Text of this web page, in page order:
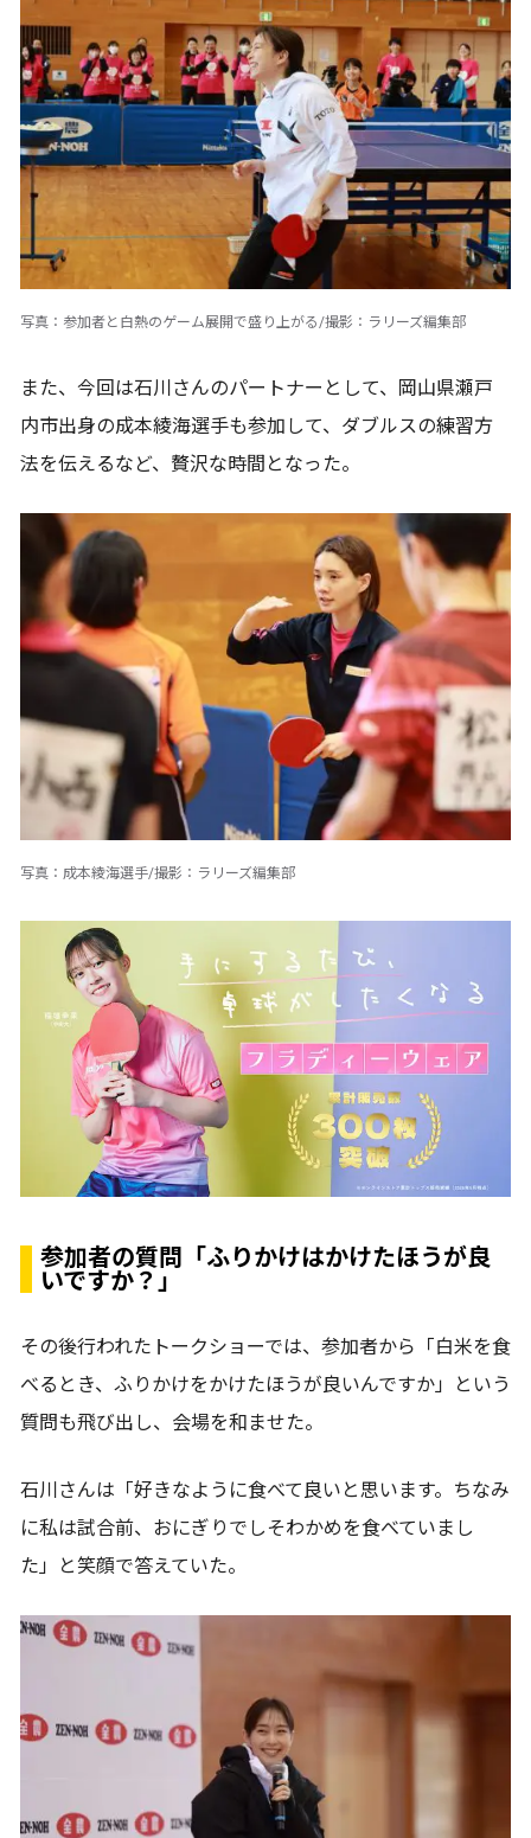
写真：参加者と白熱のゲーム展開で盛り上がる/撮影：ラリーズ編集部
また、今回は石川さんのパートナーとして、岡山県瀬戸
内市出身の成本綾海選手も参加して、ダブルスの練習方
法を伝えるなど、贅沢な時間となった。
写真：成本綾海選手/撮影：ラリーズ編集部
参加者の質問「ふりかけはかけたほうが良
いですか？」
その後行われたトークショーでは、参加者から「白米を食
べるとき、ふりかけをかけたほうが良いんですか」という
質問も飛び出し、会場を和ませた。
石川さんは「好きなように食べて良いと思います。ちなみ
に私は試合前、おにぎりでしそわかめを食べていまし
た」と笑顔で答えていた。